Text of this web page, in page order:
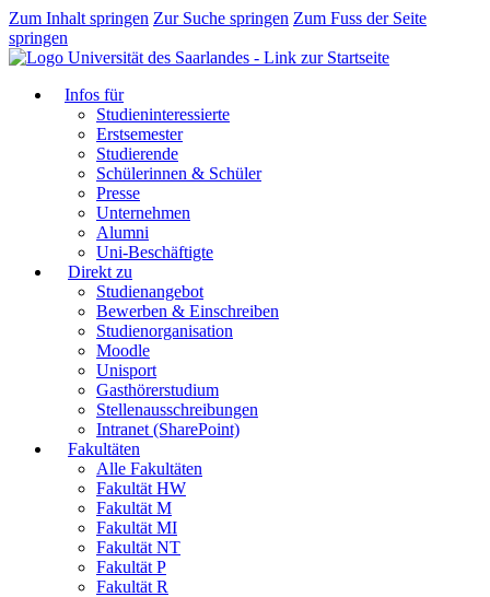
Zum Inhalt springen Zur Suche springen Zum Fuss der Seite
springen
Infos für
Studieninteressierte
Erstsemester
Studierende
Schülerinnen & Schüler
Presse
Unternehmen
Alumni
Uni-Beschäftigte
Direkt zu
Studienangebot
Bewerben & Einschreiben
Studienorganisation
Moodle
Unisport
Gasthörerstudium
Stellenausschreibungen
Intranet (SharePoint)
Fakultäten
Alle Fakultäten
Fakultät HW
Fakultät M
Fakultät MI
Fakultät NT
Fakultät P
Fakultät R